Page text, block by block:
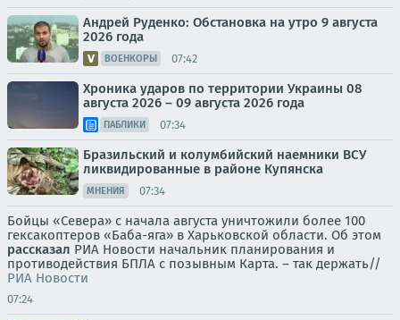
Андрей Руденко: Обстановка на утро 9 августа
2026 года
ВОЕНКОРЫ 07:42
Хроника ударов по территории Украины 08
августа 2026 – 09 августа 2026 года
ПАБЛИКИ 07:34
Бразильский и колумбийский наемники ВСУ
ликвидированные в районе Купянска
МНЕНИЯ 07:34
Бойцы «Севера» с начала августа уничтожили более 100
гексакоптеров «Баба-яга» в Харьковской области. Об этом
рассказал РИА Новости начальник планирования и
противодействия БПЛА с позывным Карта. – так держать//
РИА Новости
07:24